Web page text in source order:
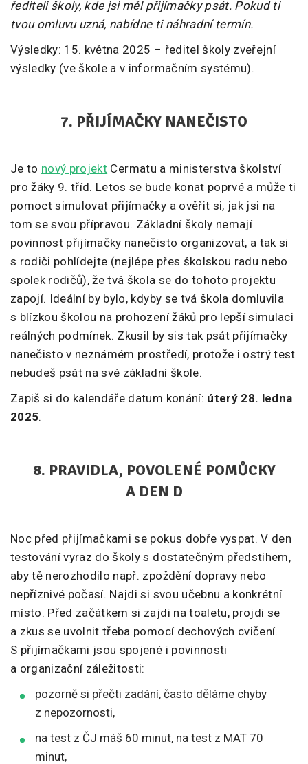
řediteli školy, kde jsi měl přijímačky psát. Pokud ti
tvou omluvu uzná, nabídne ti náhradní termín.
Výsledky: 15. května 2025 – ředitel školy zveřejní
výsledky (ve škole a v informačním systému).
7. PŘIJÍMAČKY NANEČISTO
Je to nový projekt Cermatu a ministerstva školství
pro žáky 9. tříd. Letos se bude konat poprvé a může ti
pomoct simulovat přijímačky a ověřit si, jak jsi na
tom se svou přípravou. Základní školy nemají
povinnost přijímačky nanečisto organizovat, a tak si
s rodiči pohlídejte (nejlépe přes školskou radu nebo
spolek rodičů), že tvá škola se do tohoto projektu
zapojí. Ideální by bylo, kdyby se tvá škola domluvila
s blízkou školou na prohození žáků pro lepší simulaci
reálných podmínek. Zkusil by sis tak psát přijímačky
nanečisto v neznámém prostředí, protože i ostrý test
nebudeš psát na své základní škole.
Zapiš si do kalendáře datum konání: úterý 28. ledna
2025.
8. PRAVIDLA, POVOLENÉ POMŮCKY
A DEN D
Noc před přijímačkami se pokus dobře vyspat. V den
testování vyraz do školy s dostatečným předstihem,
aby tě nerozhodilo např. zpoždění dopravy nebo
nepříznivé počasí. Najdi si svou učebnu a konkrétní
místo. Před začátkem si zajdi na toaletu, projdi se
a zkus se uvolnit třeba pomocí dechových cvičení.
S přijímačkami jsou spojené i povinnosti
a organizační záležitosti:
pozorně si přečti zadání, často děláme chyby
z nepozornosti,
na test z ČJ máš 60 minut, na test z MAT 70
minut,